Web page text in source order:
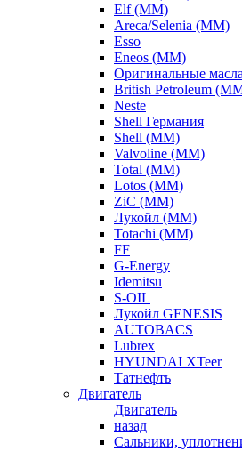
Elf (ММ)
Areca/Selenia (ММ)
Esso
Eneos (ММ)
Оригинальные
British Petroleum
Neste
Shell Германия
Shell (ММ)
Valvoline (ММ)
Total (ММ)
Lotos (ММ)
ZiC (ММ)
Лукойл (ММ)
Totachi (MM)
FF
G-Energy
Idemitsu
S-OIL
Лукойл GENESIS
AUTOBACS
Lubrex
HYUNDAI XTeer
Татнефть
Двигатель
Двигатель
назад
Сальники,